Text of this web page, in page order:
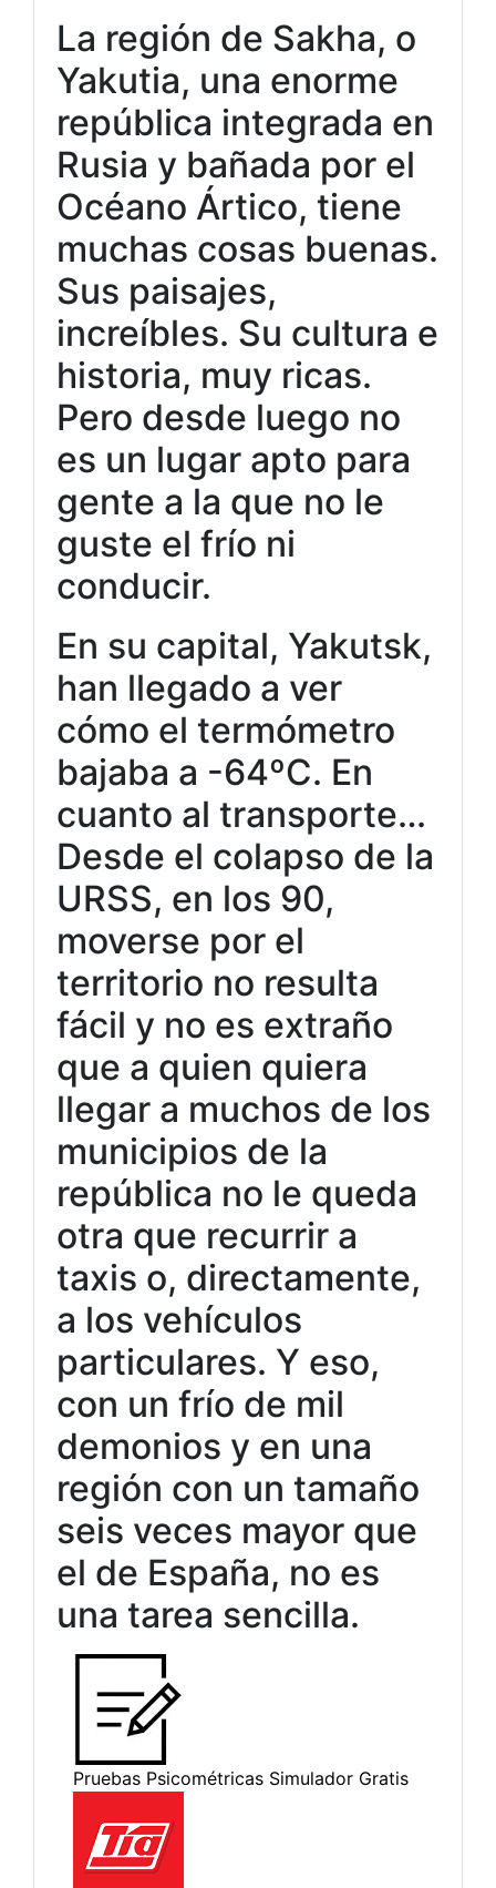
La región de Sakha, o
Yakutia, una enorme
república integrada en
Rusia y bañada por el
Océano Ártico, tiene
muchas cosas buenas.
Sus paisajes,
increíbles. Su cultura e
historia, muy ricas.
Pero desde luego no
es un lugar apto para
gente a la que no le
guste el frío ni
conducir.
En su capital, Yakutsk,
han llegado a ver
cómo el termómetro
bajaba a -64ºC. En
cuanto al transporte…
Desde el colapso de la
URSS, en los 90,
moverse por el
territorio no resulta
fácil y no es extraño
que a quien quiera
llegar a muchos de los
municipios de la
república no le queda
otra que recurrir a
taxis o, directamente,
a los vehículos
particulares. Y eso,
con un frío de mil
demonios y en una
región con un tamaño
seis veces mayor que
el de España, no es
una tarea sencilla.